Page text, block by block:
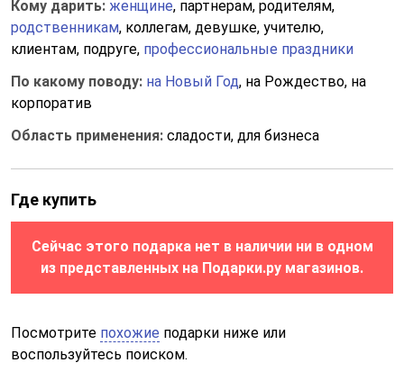
Кому дарить: женщине, партнерам, родителям,
родственникам, коллегам, девушке, учителю,
клиентам, подруге, профессиональные праздники
По какому поводу: на Новый Год, на Рождество, на
корпоратив
Область применения: сладости, для бизнеса
Где купить
Сейчас этого подарка нет в наличии ни в одном
из представленных на Подарки.ру магазинов.
Посмотрите похожие подарки ниже или
воспользуйтесь поиском.